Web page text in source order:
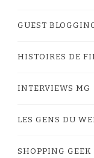
GUEST
HISTOIRES DE
INTERVIEWS MG
LES GENS DU
SHOPPING GEEK